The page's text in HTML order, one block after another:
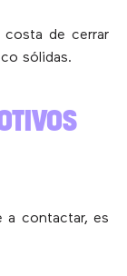
costa de cerrar
sólidas.
a contactar, es